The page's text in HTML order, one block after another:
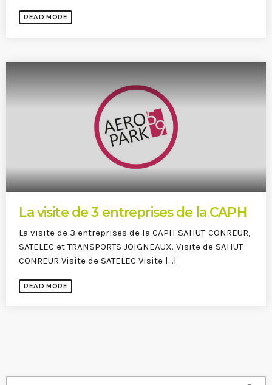
READ MORE
La visite de 3 entreprises de la CAPH
La visite de 3 entreprises de la CAPH SAHUT-CONREUR,
SATELEC et TRANSPORTS JOIGNEAUX. Visite de SAHUT-
CONREUR Visite de SATELEC Visite [...]
READ MORE